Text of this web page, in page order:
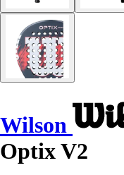
Wilson
Optix V2